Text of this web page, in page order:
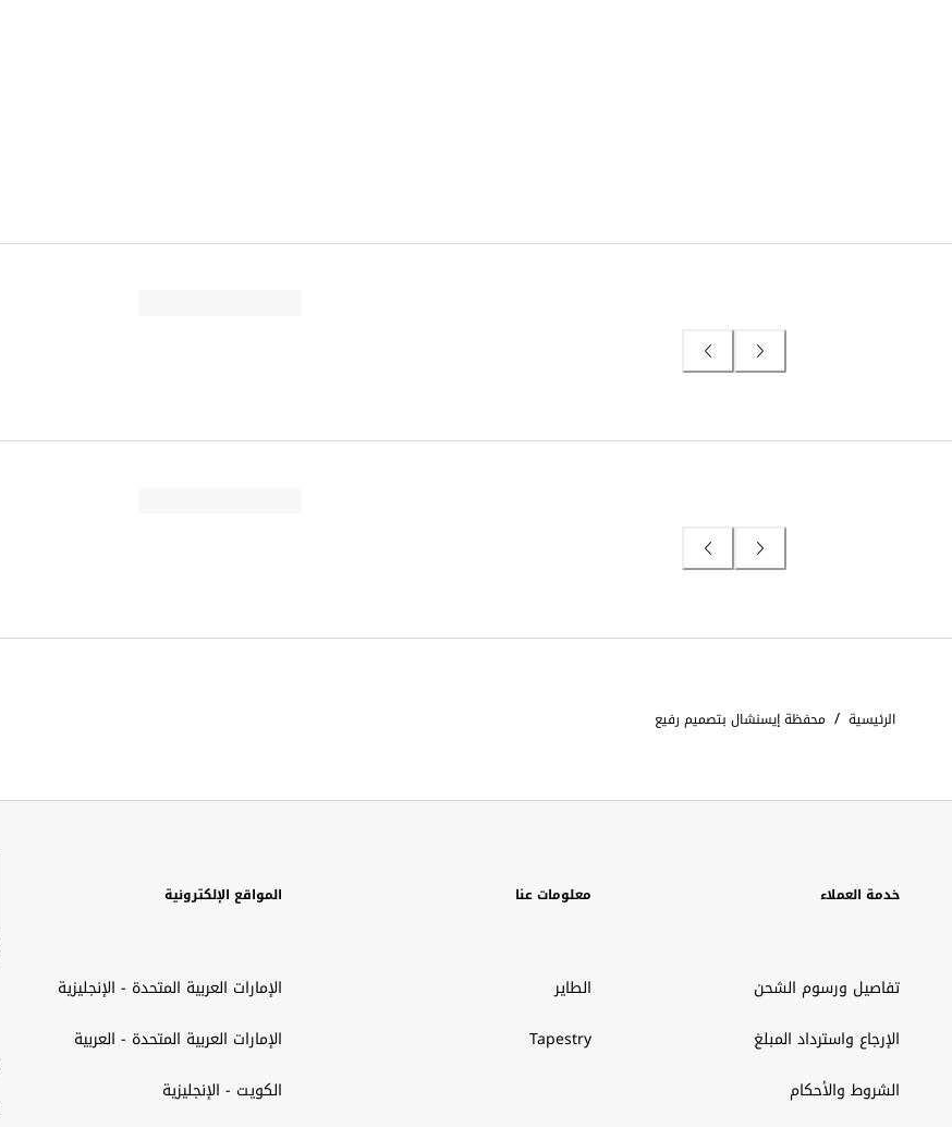
الرئيسية / محفظة إيسنشال بتصميم رفيع
خدمة العملاء
تفاصيل ورسوم الشحن
الإرجاع واسترداد المبلغ
الشروط والأحكام
معلومات عنا
الطاير
Tapestry
المواقع الإلكترونية
الإمارات العربية المتحدة - الإنجليزية
الإمارات العربية المتحدة - العربية
الكويت - الإنجليزية